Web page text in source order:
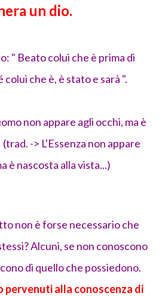
un dio.
" Beato colui che è prima di
che è, è stato e sarà ".
non appare agli occhi, ma è
-> L'Essenza non appare
è nascosta alla vista...)
non è forse necessario che
Alcuni, se non conoscono
di quello che possiedono.
pervenuti alla conoscenza di